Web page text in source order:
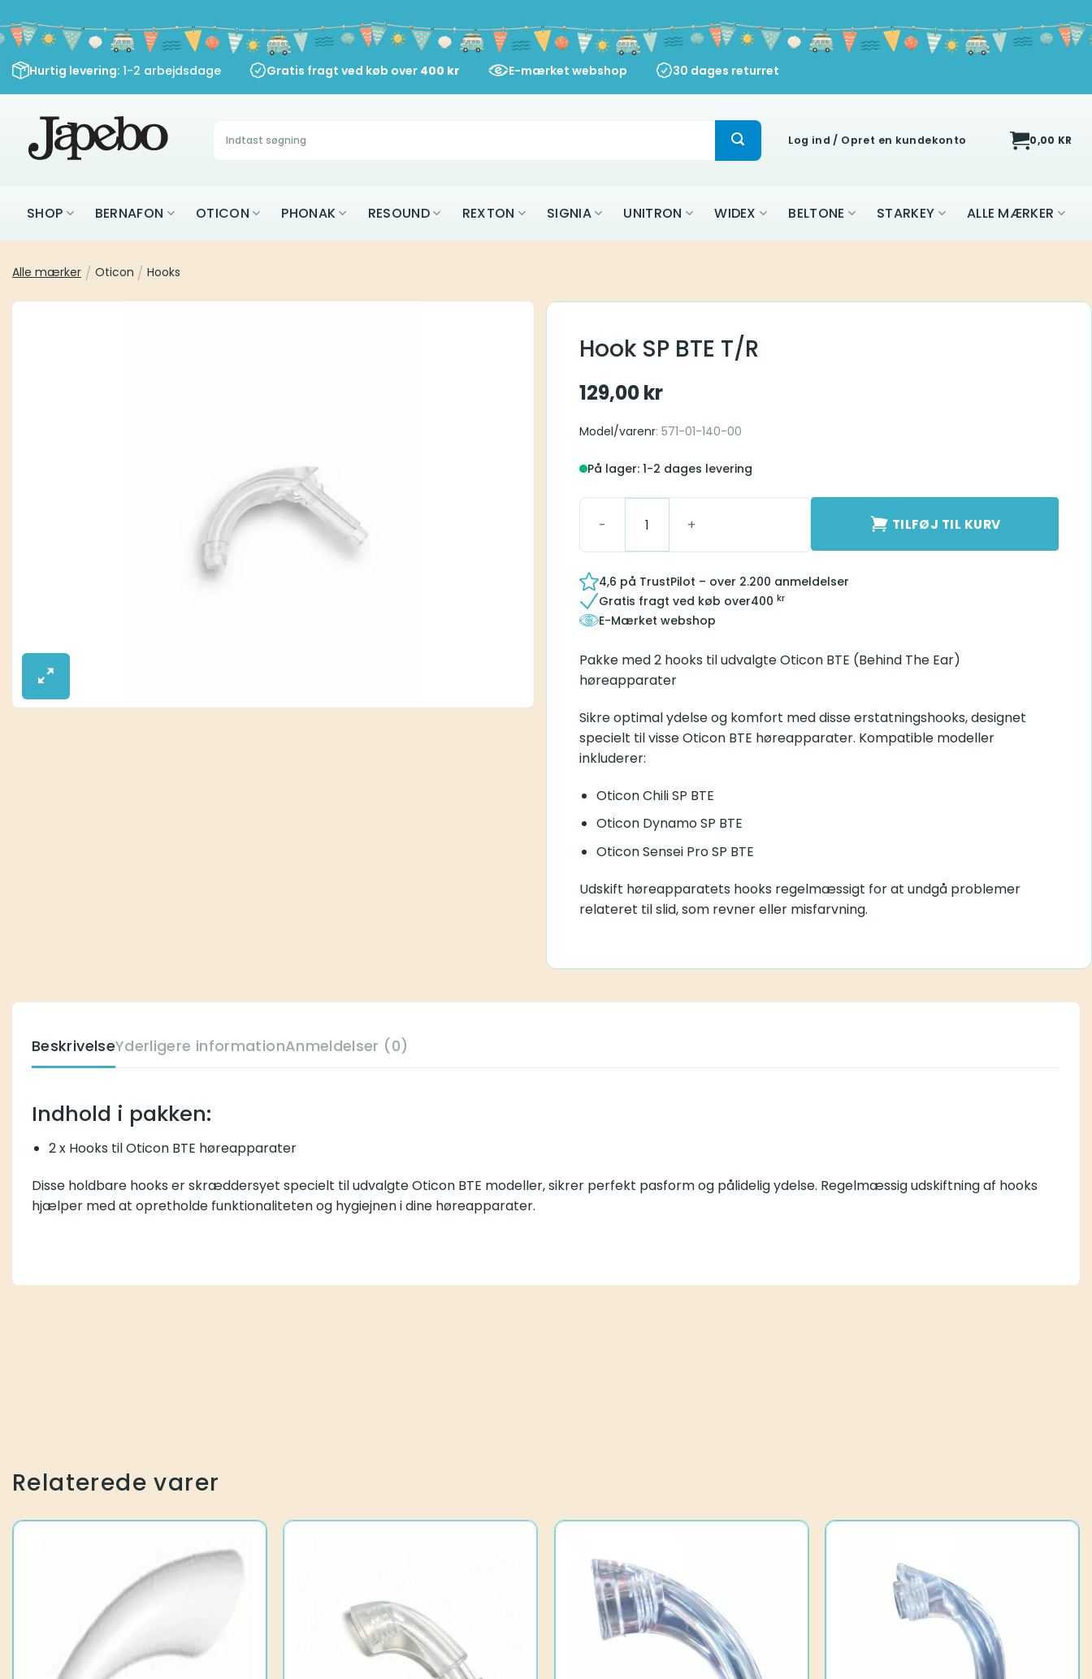
til
indhold
Hurtig levering: 1-2 arbejdsdage Gratis fragt ved køb over 400 kr E-mærket webshop 30 dages returret
Søg
efter:
Log ind / Opret en kundekonto 0,00 KR
SHOP BERNAFON OTICON PHONAK RESOUND REXTON SIGNIA UNITRON WIDEX BELTONE STARKEY ALLE MÆRKER
Alle mærker / Oticon / Hooks
Hook SP BTE T/R
129,00kr
Model/varenr: 571-01-140-00
På lager: 1-2 dages levering
TILFØJ TIL KURV
4,6 på TrustPilot – over 2.200 anmeldelser
Gratis fragt ved køb over400 kr
E-Mærket webshop
Pakke med 2 hooks til udvalgte Oticon BTE (Behind The Ear)
høreapparater
Sikre optimal ydelse og komfort med disse erstatningshooks, designet
specielt til visse Oticon BTE høreapparater. Kompatible modeller
inkluderer:
Oticon Chili SP BTE
Oticon Dynamo SP BTE
Oticon Sensei Pro SP BTE
Udskift høreapparatets hooks regelmæssigt for at undgå problemer
relateret til slid, som revner eller misfarvning.
BeskrivelseYderligere informationAnmeldelser (0)
Indhold i pakken:
2 x Hooks til Oticon BTE høreapparater
Disse holdbare hooks er skræddersyet specielt til udvalgte Oticon BTE modeller, sikrer perfekt pasform og pålidelig ydelse. Regelmæssig udskiftning af hooks
hjælper med at opretholde funktionaliteten og hygiejnen i dine høreapparater.
Relaterede varer